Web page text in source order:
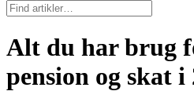
Alt du har brug
pension og skat i